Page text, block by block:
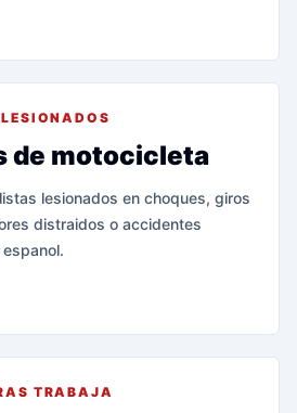
de motocicleta
lesionados en choques, giros
distraidos o accidentes
TRABAJA